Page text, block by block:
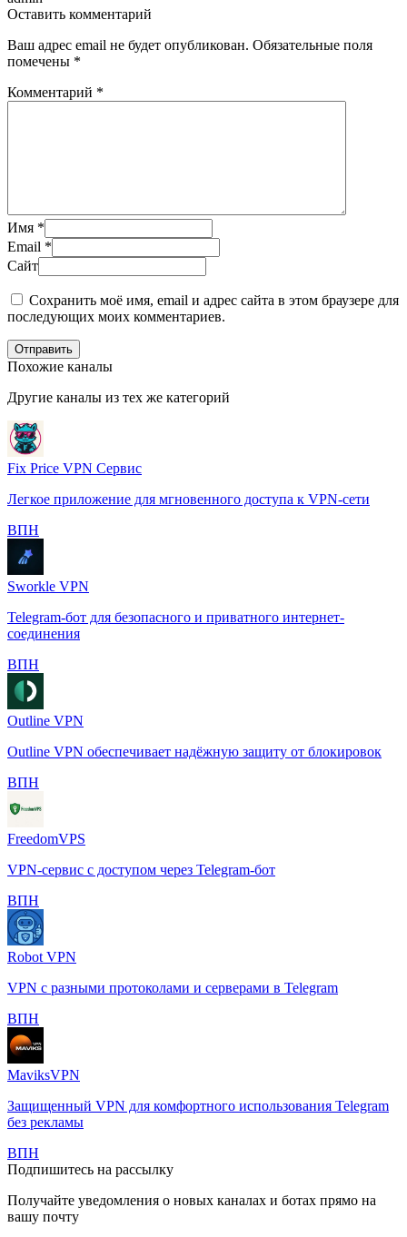
Оставить комментарий
Ваш адрес email не будет опубликован. Обязательные поля
помечены *
Комментарий *
Имя *
Email *
Сайт
Сохранить моё имя, email и адрес сайта в этом браузере для
последующих моих комментариев.
Отправить
Похожие каналы
Другие каналы из тех же категорий
Fix Price VPN Сервис
Легкое приложение для мгновенного доступа к VPN-сети
️ВПН
Sworkle VPN
Telegram-бот для безопасного и приватного интернет-
соединения
️ВПН
Outline VPN
Outline VPN обеспечивает надёжную защиту от блокировок
️ВПН
FreedomVPS
VPN-сервис с доступом через Telegram-бот
️ВПН
Robot VPN
VPN с разными протоколами и серверами в Telegram
️ВПН
MaviksVPN
Защищенный VPN для комфортного использования Telegram
без рекламы
️ВПН
Подпишитесь на рассылку
Получайте уведомления о новых каналах и ботаx прямо на
вашу почту